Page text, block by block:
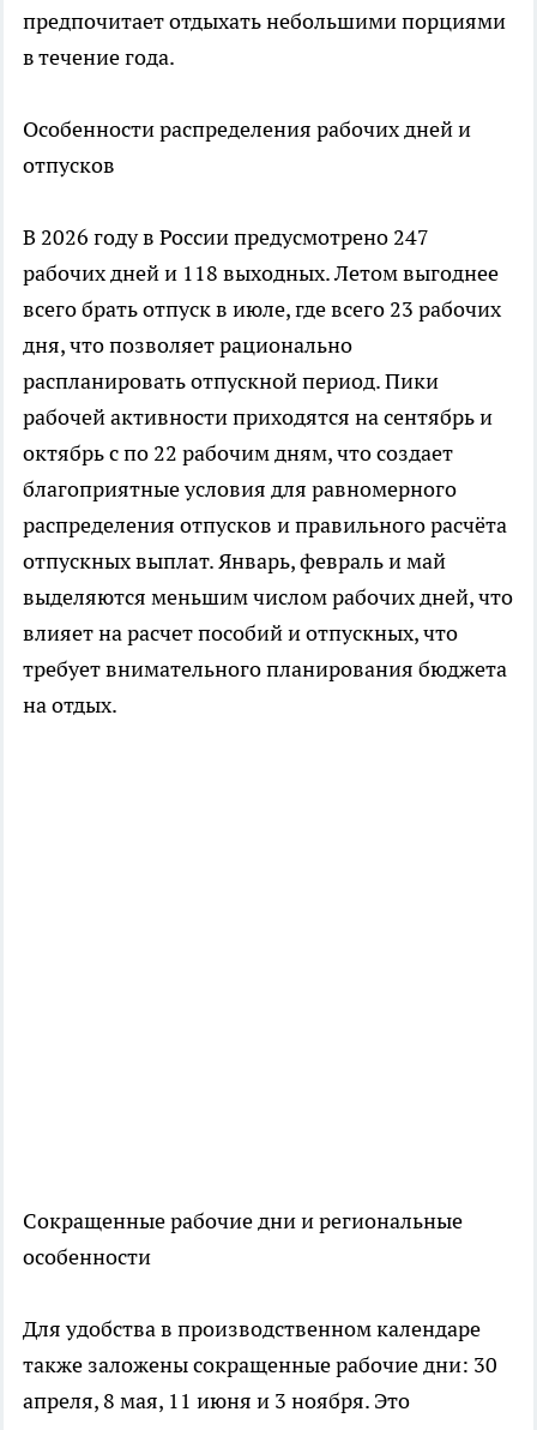
предпочитает отдыхать небольшими порциями
в течение года.​
Особенности распределения рабочих дней и
отпусков
В 2026 году в России предусмотрено 247
рабочих дней и 118 выходных. Летом выгоднее
всего брать отпуск в июле, где всего 23 рабочих
дня, что позволяет рационально
распланировать отпускной период. Пики
рабочей активности приходятся на сентябрь и
октябрь с по 22 рабочим дням, что создает
благоприятные условия для равномерного
распределения отпусков и правильного расчёта
отпускных выплат. Январь, февраль и май
выделяются меньшим числом рабочих дней, что
влияет на расчет пособий и отпускных, что
требует внимательного планирования бюджета
на отдых.​
Сокращенные рабочие дни и региональные
особенности
Для удобства в производственном календаре
также заложены сокращенные рабочие дни: 30
апреля, 8 мая, 11 июня и 3 ноября. Это